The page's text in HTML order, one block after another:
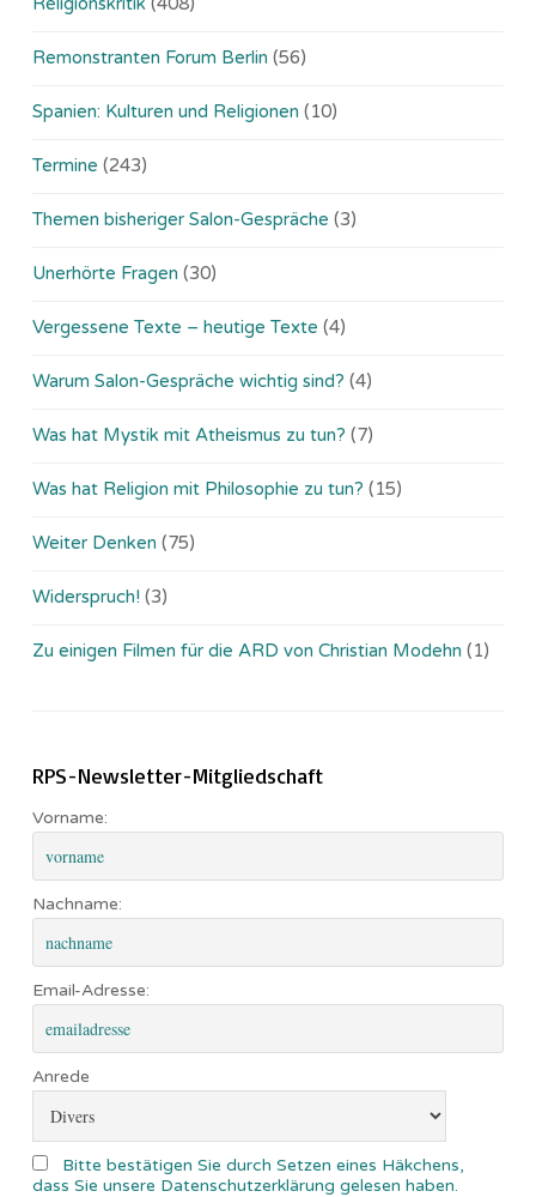
Remonstranten Forum Berlin (56)
Spanien: Kulturen und Religionen (10)
Termine (243)
Themen bisheriger Salon-Gespräche (3)
Unerhörte Fragen (30)
Vergessene Texte – heutige Texte (4)
Warum Salon-Gespräche wichtig sind? (4)
Was hat Mystik mit Atheismus zu tun? (7)
Was hat Religion mit Philosophie zu tun? (15)
Weiter Denken (75)
Widerspruch! (3)
Zu einigen Filmen für die ARD von Christian Modehn (1)
RPS-Newsletter-Mitgliedschaft
Vorname:
Nachname:
Email-Adresse:
Anrede
Bitte bestätigen Sie durch Setzen eines Häkchens,
dass Sie unsere Datenschutzerklärung gelesen haben.